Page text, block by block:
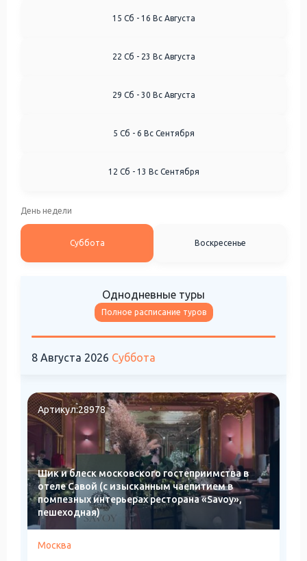
15 Сб - 16 Вс Августа
22 Сб - 23 Вс Августа
29 Сб - 30 Вс Августа
5 Сб - 6 Вс Сентября
12 Сб - 13 Вс Сентября
День недели
Суббота Воскресенье
Однодневные туры
Полное расписание туров
8 Августа 2026 Суббота
Артикул:28978
Шик и блеск московского гостеприимства в
отеле Савой (с изысканным чаепитием в
помпезных интерьерах ресторана «Savoy»,
пешеходная)
Москва